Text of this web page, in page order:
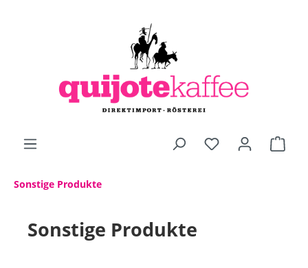
Sonstige Produkte
Sonstige Produkte